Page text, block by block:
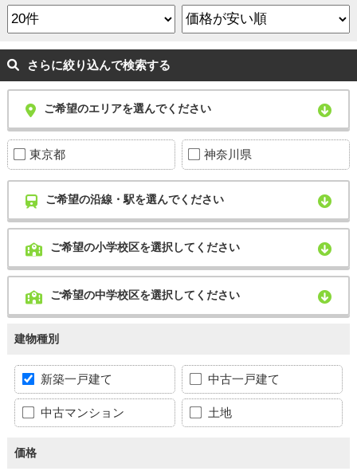
さらに絞り込んで検索する
ご希望のエリアを選んでください
東京都 神奈川県
ご希望の沿線・駅を選んでください
ご希望の小学校区を選択してください
ご希望の中学校区を選択してください
建物種別
新築一戸建て 中古一戸建て
中古マンション 土地
価格